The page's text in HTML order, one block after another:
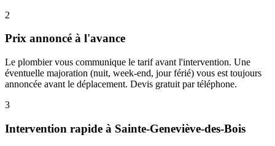
2
Prix annoncé à l'avance
Le plombier vous communique le tarif avant l'intervention. Une
éventuelle majoration (nuit, week-end, jour férié) vous est toujours
annoncée avant le déplacement. Devis gratuit par téléphone.
3
Intervention rapide à Sainte-Geneviève-des-Bois